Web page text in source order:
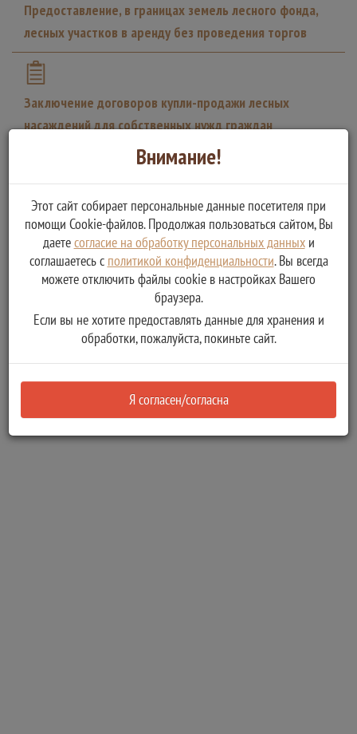
Предоставление, в границах земель лесного фонда,
лесных участков в аренду без проведения торгов
Заключение договоров купли-продажи лесных
насаждений для собственных нужд граждан
Внимание!
Этот сайт собирает персональные данные посетителя при
помощи Cookie-файлов. Продолжая пользоваться сайтом, Вы
даетесогласие на обработку персональных данныхи
соглашаетесь с политикой конфиденциальности. Вы всегда
можете отключить файлы cookie в настройках Вашего
браузера.
Если вы не хотите предоставлять данные для хранения и
обработки, пожалуйста, покиньте сайт.
Я согласен/согласна